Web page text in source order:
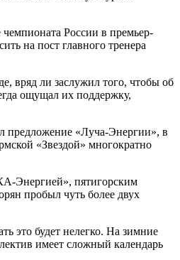
России в премьер-
на пост главного тренера
вряд ли заслужил того, чтобы об
ощущал их поддержку,
предложение «Луча-Энергии», в
«Звездой» многократно
Энергией», пятигорским
пробыл чуть более двух
это будет нелегко. На зимние
имеет сложный календарь